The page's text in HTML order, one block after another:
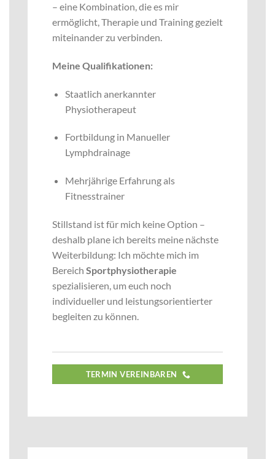
– eine Kombination, die es mir
ermöglicht, Therapie und Training gezielt
miteinander zu verbinden.
Meine Qualifikationen:
Staatlich anerkannter
Physiotherapeut
Fortbildung in Manueller
Lymphdrainage
Mehrjährige Erfahrung als
Fitnesstrainer
Stillstand ist für mich keine Option –
deshalb plane ich bereits meine nächste
Weiterbildung: Ich möchte mich im
Bereich Sportphysiotherapie
spezialisieren, um euch noch
individueller und leistungsorientierter
begleiten zu können.
TERMIN VEREINBAREN